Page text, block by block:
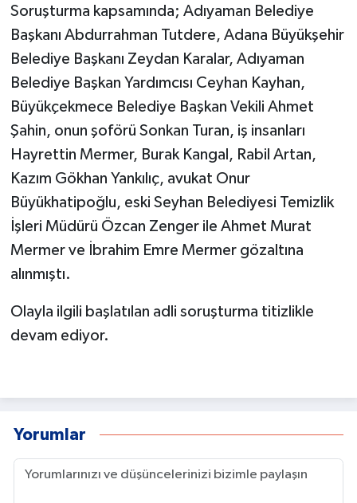
Soruşturma kapsamında; Adıyaman Belediye
Başkanı Abdurrahman Tutdere, Adana Büyükşehir
Belediye Başkanı Zeydan Karalar, Adıyaman
Belediye Başkan Yardımcısı Ceyhan Kayhan,
Büyükçekmece Belediye Başkan Vekili Ahmet
Şahin, onun şoförü Sonkan Turan, iş insanları
Hayrettin Mermer, Burak Kangal, Rabil Artan,
Kazım Gökhan Yankılıç, avukat Onur
Büyükhatipoğlu, eski Seyhan Belediyesi Temizlik
İşleri Müdürü Özcan Zenger ile Ahmet Murat
Mermer ve İbrahim Emre Mermer gözaltına
alınmıştı.
Olayla ilgili başlatılan adli soruşturma titizlikle
devam ediyor.
Yorumlar